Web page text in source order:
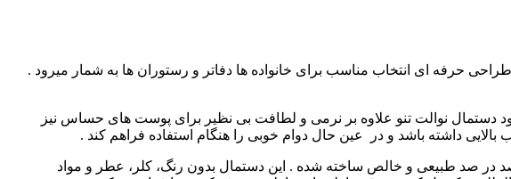
حرفه ای انتخاب مناسب برای خانواده ها دفاتر و رستوران ها به شمار میرود .
میشود دستمال نوالت تنو علاوه بر نرمی و لطافت بی نظیر برای پوست های حساس نیز
داشته باشد و در عین حال دوام خوبی را هنگام استفاده فراهم کند .
در صد طبیعی و خالص ساخته شده . این دستمال بدون رنگ، کلر، عطر و مواد